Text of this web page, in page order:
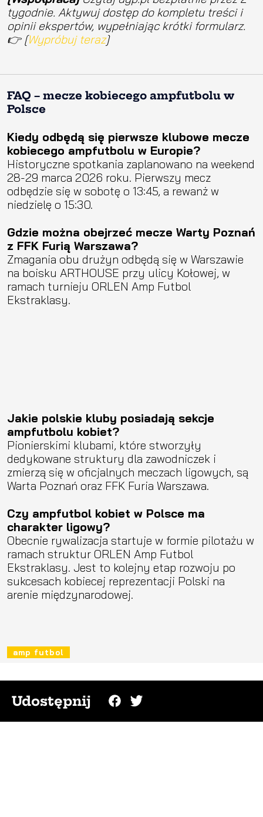
tygodnie. Aktywuj dostęp do kompletu treści i
opinii ekspertów, wypełniając krótki formularz.
👉 [Wypróbuj teraz]
FAQ – mecze kobiecego ampfutbolu w
Polsce
Kiedy odbędą się pierwsze klubowe mecze
kobiecego ampfutbolu w Europie?
Historyczne spotkania zaplanowano na weekend
28-29 marca 2026 roku. Pierwszy mecz
odbędzie się w sobotę o 13:45, a rewanż w
niedzielę o 15:30.
Gdzie można obejrzeć mecze Warty Poznań
z FFK Furią Warszawa?
Zmagania obu drużyn odbędą się w Warszawie
na boisku ARTHOUSE przy ulicy Kołowej, w
ramach turnieju ORLEN Amp Futbol
Ekstraklasy.
Jakie polskie kluby posiadają sekcje
ampfutbolu kobiet?
Pionierskimi klubami, które stworzyły
dedykowane struktury dla zawodniczek i
zmierzą się w oficjalnych meczach ligowych, są
Warta Poznań oraz FFK Furia Warszawa.
Czy ampfutbol kobiet w Polsce ma
charakter ligowy?
Obecnie rywalizacja startuje w formie pilotażu w
ramach struktur ORLEN Amp Futbol
Ekstraklasy. Jest to kolejny etap rozwoju po
sukcesach kobiecej reprezentacji Polski na
arenie międzynarodowej.
amp futbol
Udostępnij